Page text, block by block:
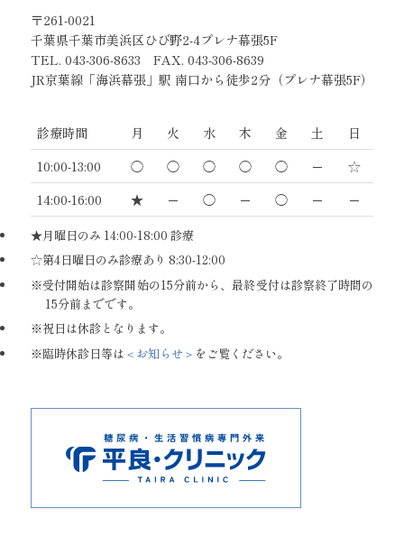
〒261-0021
千葉県千葉市美浜区ひび野2-4プレナ幕張5F
TEL. 043-306-8633 FAX. 043-306-8639
JR京葉線「海浜幕張」駅 南口から徒歩2分（プレナ幕張5F）
診療時間 月 火 水 木 金 土
日
10:00-13:00
◯ ◯ ◯ ◯ ◯ ─
☆
14:00-16:00
★ ─ ◯ ─ ◯ ─ ─
★月曜日のみ 14:00-18:00 診療
☆第4日曜日のみ診療あり 8:30-12:00
受付開始は診察開始の15分前から、最終受付は診察終了時間の
15分前までです。
祝日は休診となります。
臨時休診日等は ＜お知らせ＞ をご覧ください。